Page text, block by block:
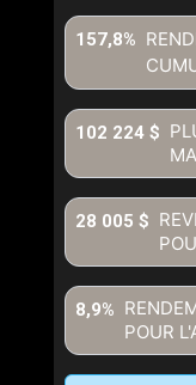
157,8%
102 224 $
28 005 $
POUR
8,9%